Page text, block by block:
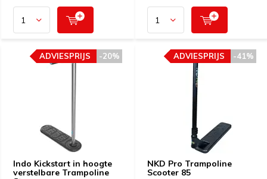
Indo Kickstart in hoogte
verstelbare Trampoline
-20%
ADVIESPRIJS
NKD Pro Trampoline
Scooter 85
-41%
ADVIESPRIJS